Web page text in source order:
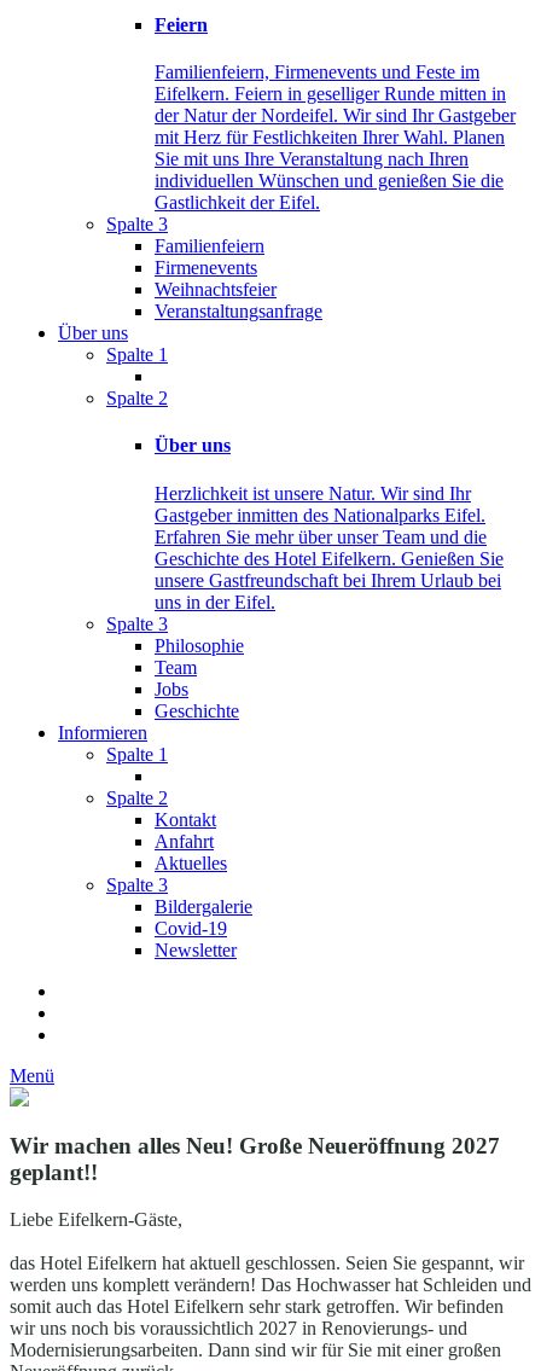
Feiern
Familienfeiern, Firmenevents und Feste im
Eifelkern. Feiern in geselliger Runde mitten in
der Natur der Nordeifel. Wir sind Ihr Gastgeber
mit Herz für Festlichkeiten Ihrer Wahl. Planen
Sie mit uns Ihre Veranstaltung nach Ihren
individuellen Wünschen und genießen Sie die
Gastlichkeit der Eifel.
Spalte 3
Familienfeiern
Firmenevents
Weihnachtsfeier
Veranstaltungsanfrage
Über uns
Spalte 1
Spalte 2
Über uns
Herzlichkeit ist unsere Natur. Wir sind Ihr
Gastgeber inmitten des Nationalparks Eifel.
Erfahren Sie mehr über unser Team und die
Geschichte des Hotel Eifelkern. Genießen Sie
unsere Gastfreundschaft bei Ihrem Urlaub bei
uns in der Eifel.
Spalte 3
Philosophie
Team
Jobs
Geschichte
Informieren
Spalte 1
Spalte 2
Kontakt
Anfahrt
Aktuelles
Spalte 3
Bildergalerie
Covid-19
Newsletter
Menü
Wir machen alles Neu! Große Neueröffnung 2027
geplant!!
Liebe Eifelkern-Gäste,
das Hotel Eifelkern hat aktuell geschlossen. Seien Sie gespannt, wir
werden uns komplett verändern! Das Hochwasser hat Schleiden und
somit auch das Hotel Eifelkern sehr stark getroffen. Wir befinden
wir uns noch bis voraussichtlich 2027 in Renovierungs- und
Modernisierungsarbeiten. Dann sind wir für Sie mit einer großen